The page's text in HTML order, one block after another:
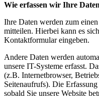
Wie erfassen wir Ihre
Ihre Daten werden zum
mitteilen. Hierbei kann es
Kontaktformular eingeben.
Andere Daten werden
unsere IT-Systeme erfasst.
(z.B. Internetbrowser,
Seitenaufrufs). Die
sobald Sie unsere Website